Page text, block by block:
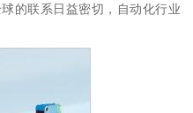
的联系日益密切，自动化行业